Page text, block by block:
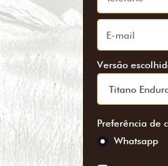
Versão
Preferência de
Whatsapp